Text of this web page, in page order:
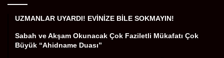
UZMANLAR UYARDI! EVİNİZE BİLE SOKMAYIN!
Sabah ve Akşam Okunacak Çok Faziletli Mükafatı Çok
Büyük “Ahidname Duası”